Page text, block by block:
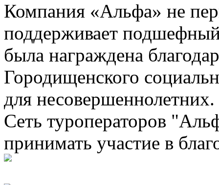
Компания «Альфа» не
поддерживает подшефный
была награждена
Городищенского
для несовершеннолетних.
Сеть туроператоров
принимать участие в